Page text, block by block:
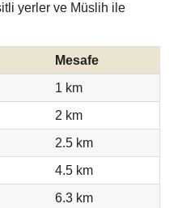
yerler ve Müslih ile
Mesafe
1 km
2 km
2.5 km
4.5 km
6.3 km